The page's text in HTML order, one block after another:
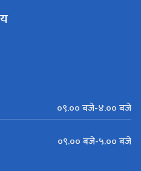
०९.०० बजे-४.०० बजे
०९.०० बजे-५.०० बजे